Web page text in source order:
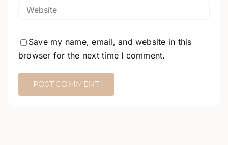
Save my name, email, and website in this
browser for the next time I comment.